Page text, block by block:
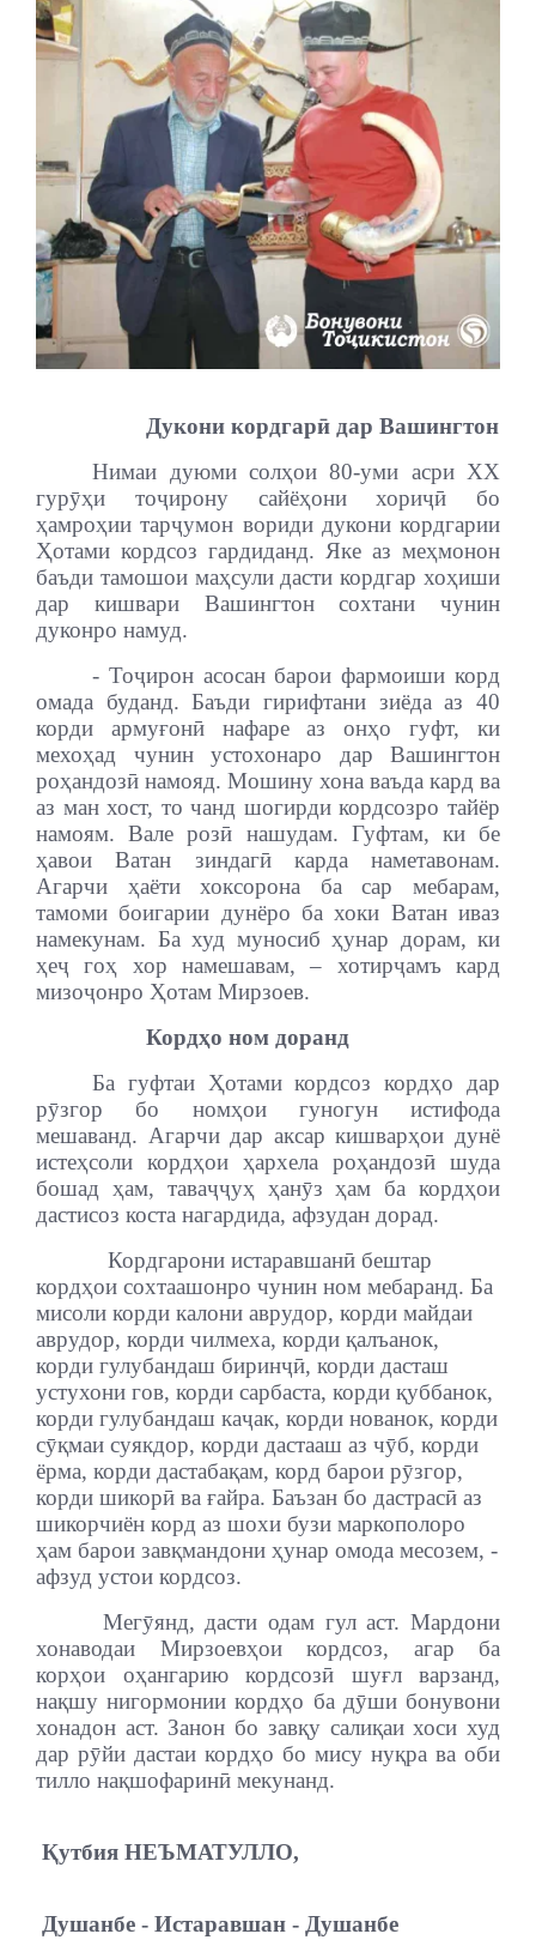
Дукони кордгарӣ дар Вашингтон
Нимаи дуюми солҳои 80-уми асри ХХ
гурӯҳи тоҷирону сайёҳони хориҷӣ бо
ҳамроҳии тарҷумон вориди дукони кордгарии
Ҳотами кордсоз гардиданд. Яке аз меҳмонон
баъди тамошои маҳсули дасти кордгар хоҳиши
дар кишвари Вашингтон сохтани чунин
дуконро намуд.
- Тоҷирон асосан барои фармоиши корд
омада буданд. Баъди гирифтани зиёда аз 40
корди армуғонӣ нафаре аз онҳо гуфт, ки
мехоҳад чунин устохонаро дар Вашингтон
роҳандозӣ намояд. Мошину хона ваъда кард ва
аз ман хост, то чанд шогирди кордсозро тайёр
намоям. Вале розӣ нашудам. Гуфтам, ки бе
ҳавои Ватан зиндагӣ карда наметавонам.
Агарчи ҳаёти хоксорона ба сар мебарам,
тамоми боигарии дунёро ба хоки Ватан иваз
намекунам. Ба худ муносиб ҳунар дорам, ки
ҳеҷ гоҳ хор намешавам, – хотирҷамъ кард
мизоҷонро Ҳотам Мирзоев.
Кордҳо ном доранд
Ба гуфтаи Ҳотами кордсоз кордҳо дар
рӯзгор бо номҳои гуногун истифода
мешаванд. Агарчи дар аксар кишварҳои дунё
истеҳсоли кордҳои ҳархела роҳандозӣ шуда
бошад ҳам, таваҷҷуҳ ҳанӯз ҳам ба кордҳои
дастисоз коста нагардида, афзудан дорад.
Кордгарони истаравшанӣ бештар
кордҳои сохтаашонро чунин ном мебаранд. Ба
мисоли корди калони аврудор, корди майдаи
аврудор, корди чилмеха, корди қалъанок,
корди гулубандаш биринҷӣ, корди дасташ
устухони гов, корди сарбаста, корди қуббанок,
корди гулубандаш каҷак, корди нованок, корди
сӯқмаи суякдор, корди дастааш аз чӯб, корди
ёрма, корди дастабақам, корд барои рӯзгор,
корди шикорӣ ва ғайра. Баъзан бо дастрасӣ аз
шикорчиён корд аз шохи бузи маркополоро
ҳам барои завқмандони ҳунар омода месозем, -
афзуд устои кордсоз.
Мегӯянд, дасти одам гул аст. Мардони
хонаводаи Мирзоевҳои кордсоз, агар ба
корҳои оҳангарию кордсозӣ шуғл варзанд,
нақшу нигормонии кордҳо ба дӯши бонувони
хонадон аст. Занон бо завқу салиқаи хоси худ
дар рӯйи дастаи кордҳо бо мису нуқра ва оби
тилло нақшофаринӣ мекунанд.
Қутбия НЕЪМАТУЛЛО,
Душанбе - Истаравшан - Душанбе